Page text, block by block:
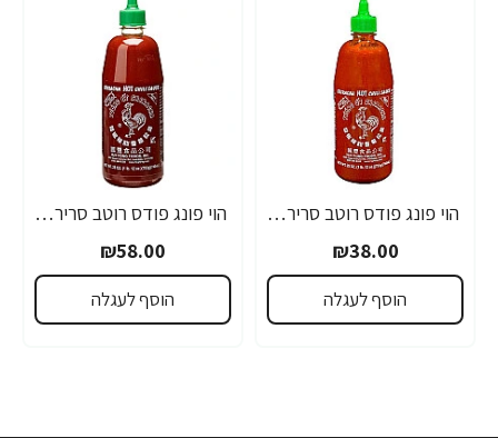
הוי פונג פודס רוטב סריראצ'ה פלפל צ'ילי חריף 435 גרם - מבית HUY FONG FOODS
₪38.00
הוסף לעגלה
הוי פונג פודס רוטב סריראצ'ה פלפל צ'ילי חריף 793 גרם - מבית HUY FONG FOODS
₪58.00
הוסף לעגלה